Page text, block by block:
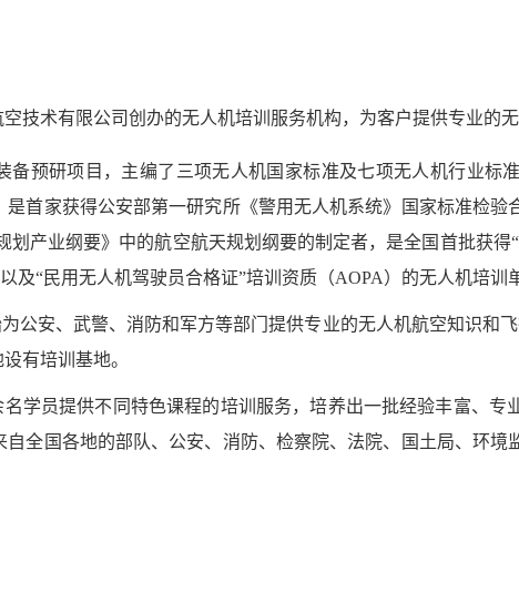
术有限公司创办的无人机培训服务机构，为客户提供专业的无
预研项目，主编了三项无人机国家标准及七项无人机行业标
首家获得公安部第一研究所《警用无人机系统》国家标准检
产业纲要》中的航空航天规划纲要的制定者，是全国首批获得
“民用无人机驾驶员合格证”培训资质（AOPA）的无人机培训
公安、武警、消防和军方等部门提供专业的无人机航空知识和
有培训基地。
学员提供不同特色课程的培训服务，培养出一批经验丰富、专
全国各地的部队、公安、消防、检察院、法院、国土局、环境